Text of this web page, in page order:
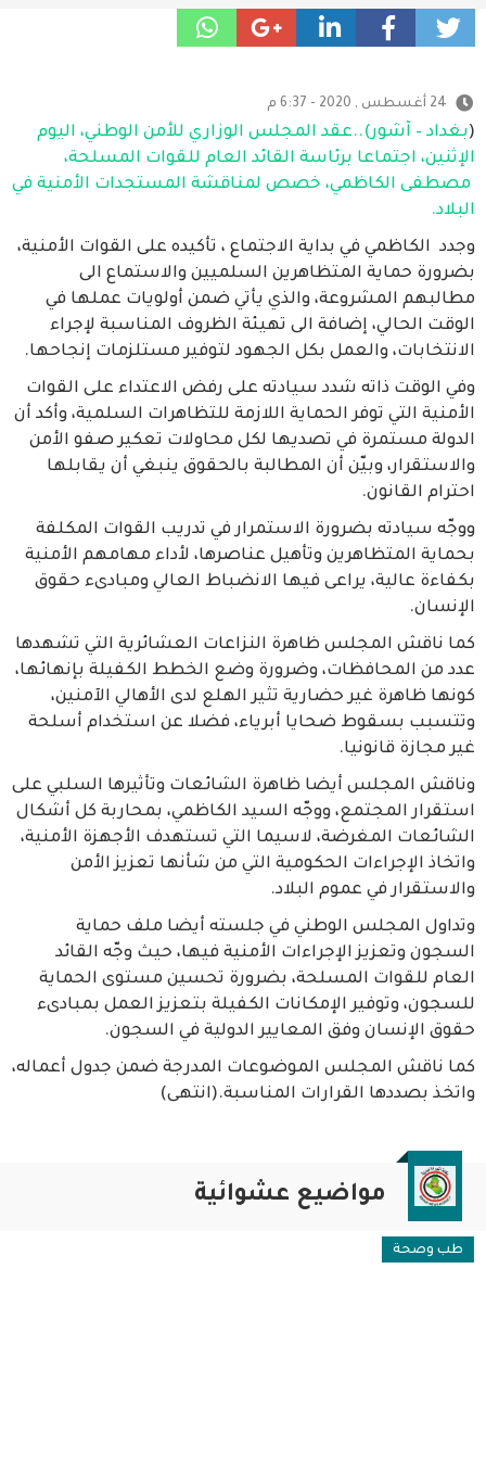
24 أغسطس , 2020 - 6:37 م
(بغداد – آشور)..عقد المجلس الوزاري للأمن الوطني، اليوم
الإثنين، اجتماعا برئاسة القائد العام للقوات المسلحة،
مصطفى الكاظمي، خصص لمناقشة المستجدات الأمنية في
البلاد.
وجدد الكاظمي في بداية الاجتماع ، تأكيده على القوات الأمنية،
بضرورة حماية المتظاهرين السلميين والاستماع الى
مطالبهم المشروعة، والذي يأتي ضمن أولويات عملها في
الوقت الحالي، إضافة الى تهيئة الظروف المناسبة لإجراء
الانتخابات، والعمل بكل الجهود لتوفير مستلزمات إنجاحها.
وفي الوقت ذاته شدد سيادته على رفض الاعتداء على القوات
الأمنية التي توفر الحماية اللازمة للتظاهرات السلمية، وأكد أن
الدولة مستمرة في تصديها لكل محاولات تعكير صفو الأمن
والاستقرار، وبيّن أن المطالبة بالحقوق ينبغي أن يقابلها
احترام القانون.
ووجّه سيادته بضرورة الاستمرار في تدريب القوات المكلفة
بحماية المتظاهرين وتأهيل عناصرها، لأداء مهامهم الأمنية
بكفاءة عالية، يراعى فيها الانضباط العالي ومبادىء حقوق
الإنسان.
كما ناقش المجلس ظاهرة النزاعات العشائرية التي تشهدها
عدد من المحافظات، وضرورة وضع الخطط الكفيلة بإنهائها،
كونها ظاهرة غير حضارية تثير الهلع لدى الأهالي الآمنين،
وتتسبب بسقوط ضحايا أبرياء، فضلا عن استخدام أسلحة
غير مجازة قانونيا.
وناقش المجلس أيضا ظاهرة الشائعات وتأثيرها السلبي على
استقرار المجتمع، ووجّه السيد الكاظمي، بمحاربة كل أشكال
الشائعات المغرضة، لاسيما التي تستهدف الأجهزة الأمنية،
واتخاذ الإجراءات الحكومية التي من شأنها تعزيز الأمن
والاستقرار في عموم البلاد.
وتداول المجلس الوطني في جلسته أيضا ملف حماية
السجون وتعزيز الإجراءات الأمنية فيها، حيث وجّه القائد
العام للقوات المسلحة، بضرورة تحسين مستوى الحماية
للسجون، وتوفير الإمكانات الكفيلة بتعزيز العمل بمبادىء
حقوق الإنسان وفق المعايير الدولية في السجون.
كما ناقش المجلس الموضوعات المدرجة ضمن جدول أعماله،
واتخذ بصددها القرارات المناسبة.(انتهى)
مواضيع عشوائية
طب وصحة